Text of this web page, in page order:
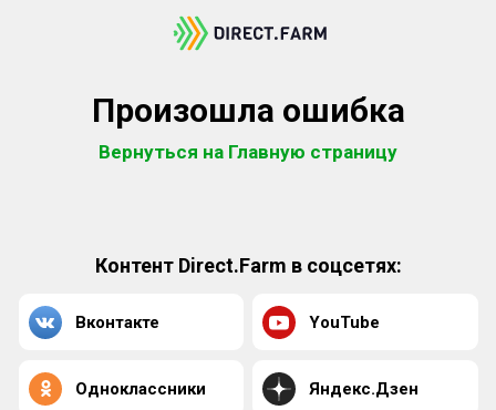
Произошла ошибка
Вернуться на Главную страницу
Контент Direct.Farm в соцсетях:
Вконтакте YouTube
Одноклассники Яндекс.Дзен